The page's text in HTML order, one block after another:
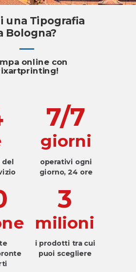
online con
una Tipografia
Bologna?
i prodotti tra cui
puoi scegliere
3
milioni
7/7
giorni
del
operativi ogni
giorno, 24 ore